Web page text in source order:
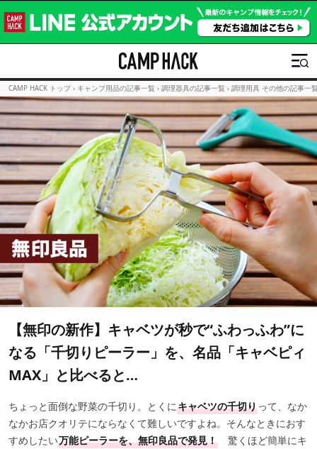
CAMP HACK トップ › キャンプ用品の記事一覧 › 調理器具の記事一覧 › 調理用具 その他の記事一
【無印の新作】キャベツが秒で“ふわっふわ”に
なる「千切りピーラー」を、名品「キャベピィ
MAX」と比べると…
ちょっと面倒な野菜の千切り。とくにキャベツの千切りって、なか
なかお店クオリテにならなくて難しいですよね。そんなときにおす
すめしたい万能ピーラーを、無印良品で発見！ 驚くほど簡単にキ